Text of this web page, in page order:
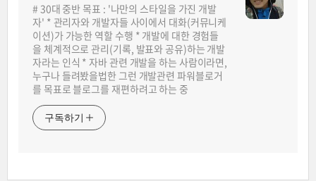
# 30대 중반 목표 : '나만의 스타일을 가진 개발
자' * 관리자와 개발자들 사이에서 대화(커뮤니케
이션)가 가능한 역할 수행 * 개발에 대한 경험들
을 체계적으로 관리(기록, 발표와 공유)하는 개발
자라는 인식 * 자바 관련 개발을 하는 사람이라면,
누구나 들려봤을법한 그런 개발관련 파워블로거
를 목표로 블로그를 재편하려고 하는 중
구독하기